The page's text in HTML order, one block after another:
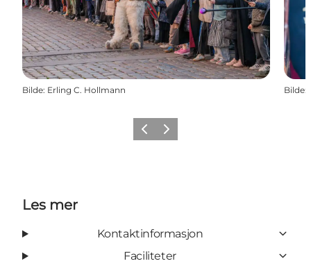
Bilde: Erling C. Hollmann Bilde:
ForrigeNeste
Les mer
Kontaktinformasjon
Faciliteter